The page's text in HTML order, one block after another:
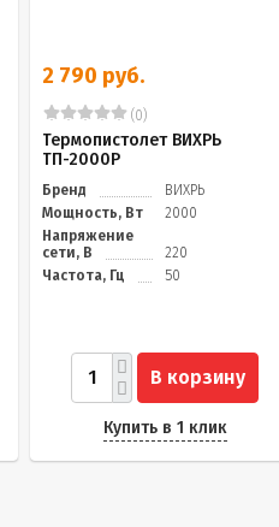
2 790 руб.
(0)
Термопистолет ВИХРЬ
ТП-2000Р
Бренд
ВИХРЬ
Мощность, Вт
2000
Напряжение
сети, В
220
Частота, Гц
50
В корзину
Купить в 1 клик